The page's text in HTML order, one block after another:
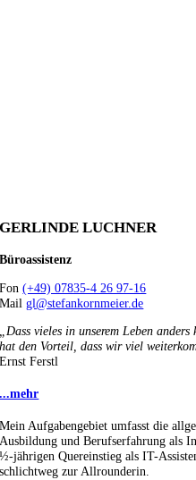
GERLINDE LUCHNER
Büroassistenz
Fon(+49) 07835-4 26 97-16
Mailgl@stefankornmeier.de
„Dass vieles in unserem Leben
hat den Vorteil, dass wir viel
Ernst Ferstl
...mehr
Mein Aufgabengebiet umfasst die
Ausbildung und Berufserfahrung als
½-jährigen Quereinstieg als IT-
schlichtweg zur Allrounderin.